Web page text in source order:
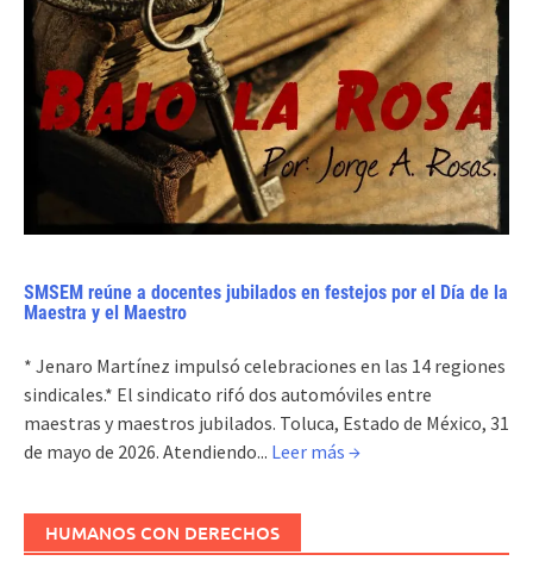
SMSEM reúne a docentes jubilados en festejos por el Día de la
Maestra y el Maestro
* Jenaro Martínez impulsó celebraciones en las 14 regiones
sindicales.* El sindicato rifó dos automóviles entre
maestras y maestros jubilados. Toluca, Estado de México, 31
de mayo de 2026. Atendiendo... Leer más →
HUMANOS CON DERECHOS